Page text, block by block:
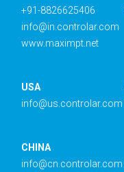
+91-8826625406
info@in.controlar.com
www.maximpt.net
USA
info@us.controlar.com
CHINA
info@cn.controlar.com